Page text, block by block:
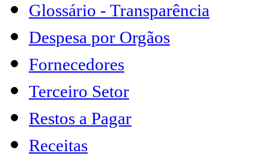
Glossário - Transparência
Despesa por Orgãos
Fornecedores
Terceiro Setor
Restos a Pagar
Receitas